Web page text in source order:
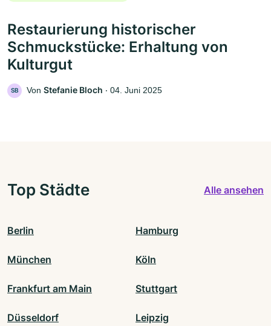
Restaurierung historischer
Schmuckstücke: Erhaltung von
Kulturgut
SB Von Stefanie Bloch ‧ 04. Juni 2025
Top Städte Alle ansehen
Berlin Hamburg
München Köln
Frankfurt am Main Stuttgart
Düsseldorf Leipzig